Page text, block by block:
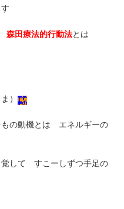
森田療法的行動法とは
）
もの動機とは エネルギーの
覚して すこーしずつ手足の